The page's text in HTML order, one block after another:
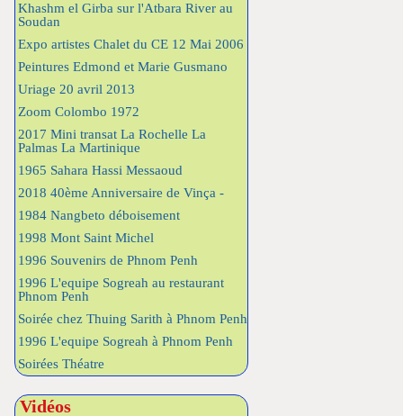
Khashm el Girba sur l'Atbara River au
Soudan
Expo artistes Chalet du CE 12 Mai 2006
Peintures Edmond et Marie Gusmano
Uriage 20 avril 2013
Zoom Colombo 1972
2017 Mini transat La Rochelle La
Palmas La Martinique
1965 Sahara Hassi Messaoud
2018 40ème Anniversaire de Vinça -
1984 Nangbeto déboisement
1998 Mont Saint Michel
1996 Souvenirs de Phnom Penh
1996 L'equipe Sogreah au restaurant
Phnom Penh
Soirée chez Thuing Sarith à Phnom Penh
1996 L'equipe Sogreah à Phnom Penh
Soirées Théatre
Vidéos